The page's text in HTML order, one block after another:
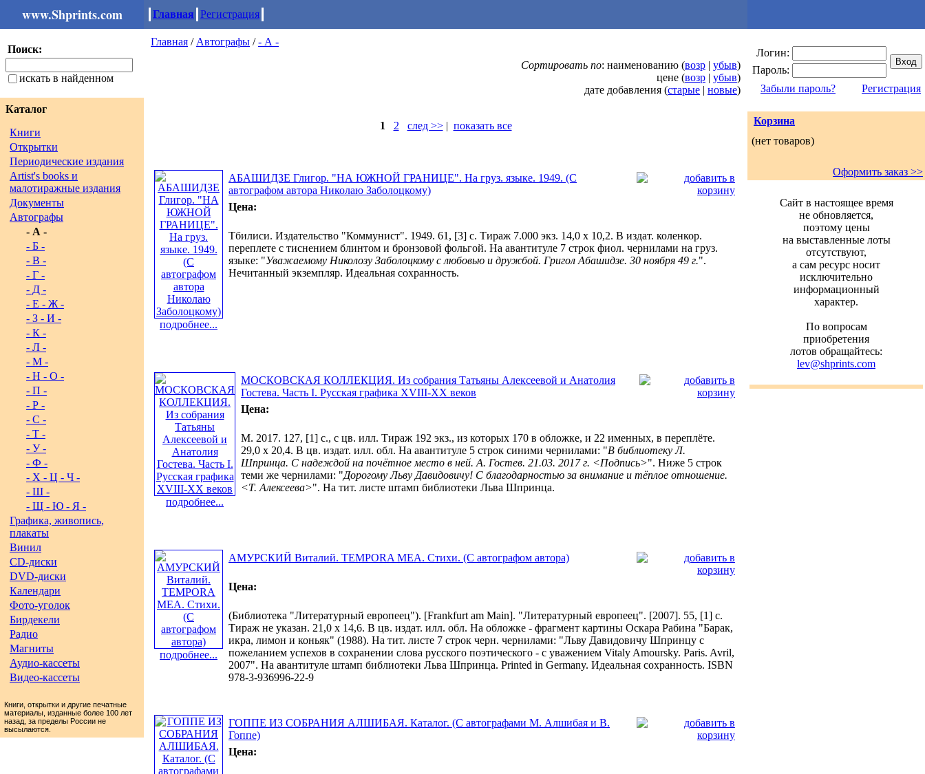
www.Shprints.com Главная Регистрация
Поиск:
искать в найденном
Каталог
Книги
Открытки
Периодические издания
Artist's books и
малотиражные издания
Документы
Автографы
- А -
- Б -
- В -
- Г -
- Д -
- Е - Ж -
- З - И -
- К -
- Л -
- М -
- Н - О -
- П -
- Р -
- С -
- Т -
- У -
- Ф -
- Х - Ц - Ч -
- Ш -
- Щ - Ю - Я -
Графика, живопись,
плакаты
Винил
CD-диски
DVD-диски
Календари
Фото-уголок
Бирдекели
Радио
Магниты
Аудио-кассеты
Видео-кассеты
Книги, открытки и другие печатные
материалы, изданные более 100 лет
назад, за пределы России не
высылаются.
Главная / Автографы /- А -
Сортировать по: наименованию (возр | убыв)
цене (возр | убыв)
дате добавления (старые | новые)
1 2 след >>| показать все
подробнее...
АБАШИДЗЕ Глигор. "НА ЮЖНОЙ ГРАНИЦЕ". На груз. языке. 1949. (С
автографом автора Николаю Заболоцкому)
Цена:
Тбилиси. Издательство "Коммунист". 1949. 61, [3] с. Тираж 7.000 экз. 14,0 х 10,2. В издат. коленкор.
переплете с тиснением блинтом и бронзовой фольгой. На авантитуле 7 строк фиол. чернилами на груз.
языке: "Уважаемому Николозу Заболоцкому с любовью и дружбой. Григол Абашидзе. 30 ноября 49 г.".
Нечитанный экземпляр. Идеальная сохранность.
подробнее...
МОСКОВСКАЯ КОЛЛЕКЦИЯ. Из собрания Татьяны Алексеевой и Анатолия
Гостева. Часть I. Русская графика XVIII-XX веков
Цена:
М. 2017. 127, [1] с., с цв. илл. Тираж 192 экз., из которых 170 в обложке, и 22 именных, в переплёте.
29,0 х 20,4. В цв. издат. илл. обл. На авантитуле 5 строк синими чернилами: "В библиотеку Л.
Шпринца. С надеждой на почётное место в ней. А. Гостев. 21.03. 2017 г. <Подпись>". Ниже 5 строк
теми же чернилами: "Дорогому Льву Давидовичу! С благодарностью за внимание и тёплое отношение.
<Т. Алексеева>". На тит. листе штамп библиотеки Льва Шпринца.
подробнее...
АМУРСКИЙ Виталий. TEMPORA MEA. Стихи. (С автографом автора)
Цена:
(Библиотека "Литературный европеец"). [Frankfurt am Main]. "Литературный европеец". [2007]. 55, [1] c.
Тираж не указан. 21,0 х 14,6. В цв. издат. илл. обл. На обложке - фрагмент картины Оскара Рабина "Барак,
икра, лимон и коньяк" (1988). На тит. листе 7 строк черн. чернилами: "Льву Давидовичу Шпринцу с
пожеланием успехов в сохранении слова русского поэтического - с уважением Vitaly Amoursky. Paris. Avril,
2007". На авантитуле штамп библиотеки Льва Шпринца. Printed in Germany. Идеальная сохранность. ISBN
978-3-936996-22-9
ГОППЕ ИЗ СОБРАНИЯ АЛШИБАЯ. Каталог. (С автографами М. Алшибая и В.
Гоппе)
Цена:
Логин:
Пароль:
Забыли пароль?
Регистрация
Корзина
(нет товаров)
Оформить заказ >>
Сайт в настоящее время
не обновляется,
поэтому цены
на выставленные лоты
отсутствуют,
а сам ресурс носит
исключительно
информационный
характер.
По вопросам
приобретения
лотов обращайтесь:
lev@shprints.com